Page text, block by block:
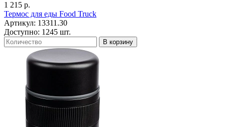
1 215 р.
Термос для еды Food Truck
Артикул: 13311.30
Доступно: 1245 шт.
В корзину